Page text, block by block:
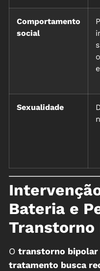
Comportamento
social
Sexualidade
Bateria e
Transtorno
O transtorno bipolar
tratamento busca